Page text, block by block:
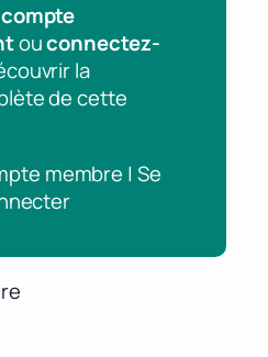
ouconnectez-
la
de cette
membre | Se